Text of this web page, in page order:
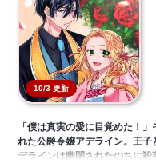
10/3 更新
「僕は真実の愛に目覚めた！
れた公爵令嬢アデライン。王
デラインは幽閉されたのちに